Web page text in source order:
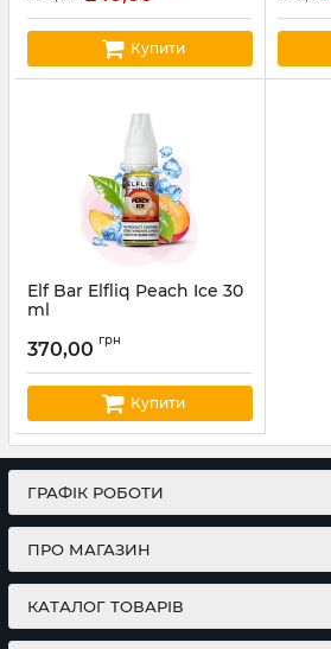
Купити
Elf Bar Elfliq Peach Ice 30
ml
370,00 грн
Купити
ГРАФІК РОБОТИ
ПРО МАГАЗИН
КАТАЛОГ ТОВАРІВ